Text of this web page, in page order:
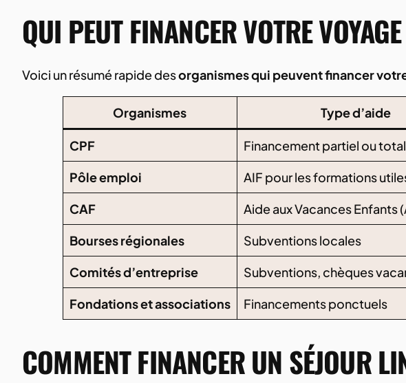
QUI PEUT FINANCER VOTRE
Voici un résumé rapide desorganismes qui peuvent financer
Organismes Type d’aide
CPF Financement partiel ou total
Pôle emploi
AIF pour les formations
CAF
Aide aux Vacances Enfants
Bourses régionales
Subventions locales
Comités d’entreprise
Subventions, chèques
Fondations et associations
Financements ponctuels
COMMENT FINANCER UN SÉJOUR